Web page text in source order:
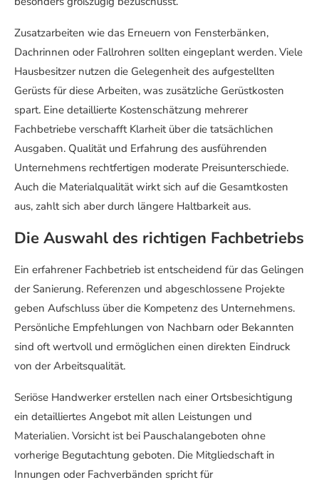
Zusatzarbeiten wie das Erneuern von Fensterbänken,
Dachrinnen oder Fallrohren sollten eingeplant werden. Viele
Hausbesitzer nutzen die Gelegenheit des aufgestellten
Gerüsts für diese Arbeiten, was zusätzliche Gerüstkosten
spart. Eine detaillierte Kostenschätzung mehrerer
Fachbetriebe verschafft Klarheit über die tatsächlichen
Ausgaben. Qualität und Erfahrung des ausführenden
Unternehmens rechtfertigen moderate Preisunterschiede.
Auch die Materialqualität wirkt sich auf die Gesamtkosten
aus, zahlt sich aber durch längere Haltbarkeit aus.
Die Auswahl des richtigen Fachbetriebs
Ein erfahrener Fachbetrieb ist entscheidend für das Gelingen
der Sanierung. Referenzen und abgeschlossene Projekte
geben Aufschluss über die Kompetenz des Unternehmens.
Persönliche Empfehlungen von Nachbarn oder Bekannten
sind oft wertvoll und ermöglichen einen direkten Eindruck
von der Arbeitsqualität.
Seriöse Handwerker erstellen nach einer Ortsbesichtigung
ein detailliertes Angebot mit allen Leistungen und
Materialien. Vorsicht ist bei Pauschalangeboten ohne
vorherige Begutachtung geboten. Die Mitgliedschaft in
Innungen oder Fachverbänden spricht für